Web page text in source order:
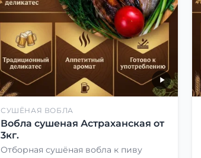
СУШЁНАЯ ВОБЛА
Вобла сушеная Астраханская от
3кг.
Отборная сушёная вобла к пиву